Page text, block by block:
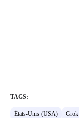
TAGS:
États-Unis (USA) Grok